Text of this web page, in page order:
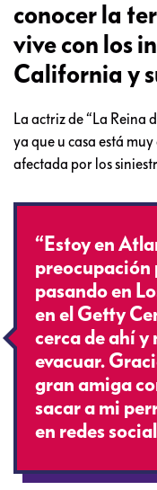
conocer la
vive con los
California y
La actriz de “La Reina
ya que u casa está
afectada por los
“Estoy en
preocupación
pasando en
en el Getty
cerca de ahí y
evacuar.
gran amiga
sacar a mi
en redes